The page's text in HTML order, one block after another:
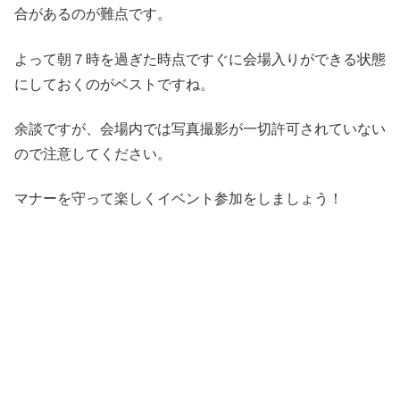
合があるのが難点です。
よって朝７時を過ぎた時点ですぐに会場入りができる状態
にしておくのがベストですね。
余談ですが、会場内では写真撮影が一切許可されていない
ので注意してください。
マナーを守って楽しくイベント参加をしましょう！